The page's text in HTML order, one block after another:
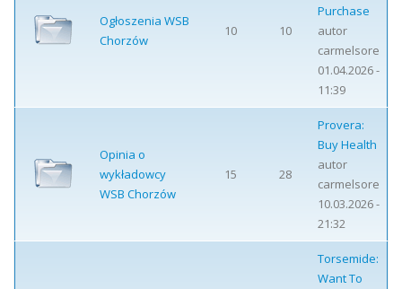
Ogłoszenia WSB
Chorzów
10 10
Purchase
autor
carmelsore
01.04.2026 -
11:39
Opinia o
wykładowcy
WSB Chorzów
15 28
Provera:
Buy Health
autor
carmelsore
10.03.2026 -
21:32
Torsemide:
Want To